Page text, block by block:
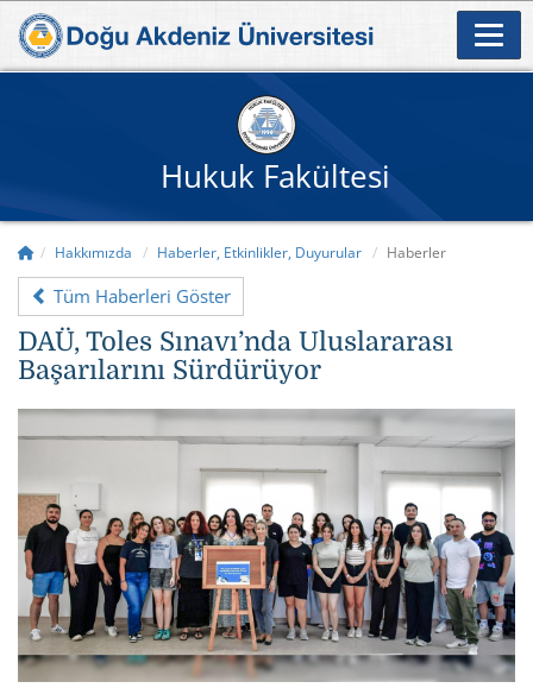
Hukuk Fakültesi
Hakkımızda Haberler, Etkinlikler, Duyurular Haberler
Tüm Haberleri Göster
DAÜ, Toles Sınavı’nda Uluslararası
Başarılarını Sürdürüyor